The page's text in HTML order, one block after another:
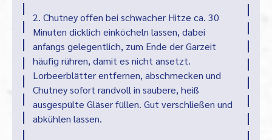
2. Chutney offen bei schwacher Hitze ca. 30
Minuten dicklich einköcheln lassen, dabei
anfangs gelegentlich, zum Ende der Garzeit
häufig rühren, damit es nicht ansetzt.
Lorbeerblätter entfernen, abschmecken und
Chutney sofort randvoll in saubere, heiß
ausgespülte Gläser füllen. Gut verschließen und
abkühlen lassen.